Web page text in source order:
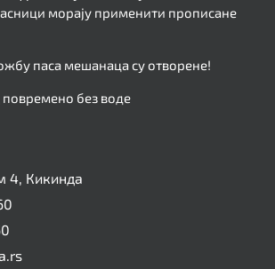
морају применити прописане
паса мешанаца су отворене!
без воде
4, Кикинда